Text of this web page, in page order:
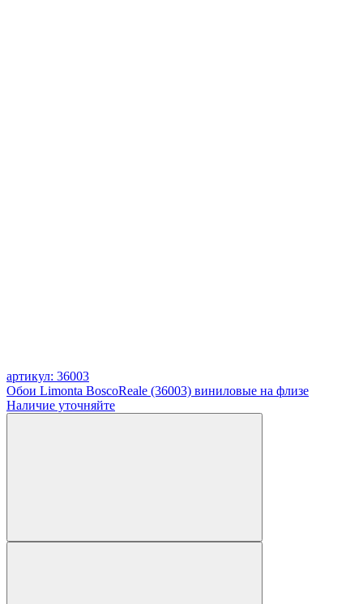
артикул: 36003
Обои Limonta BoscoReale (36003) виниловые на флизе
Наличие уточняйте